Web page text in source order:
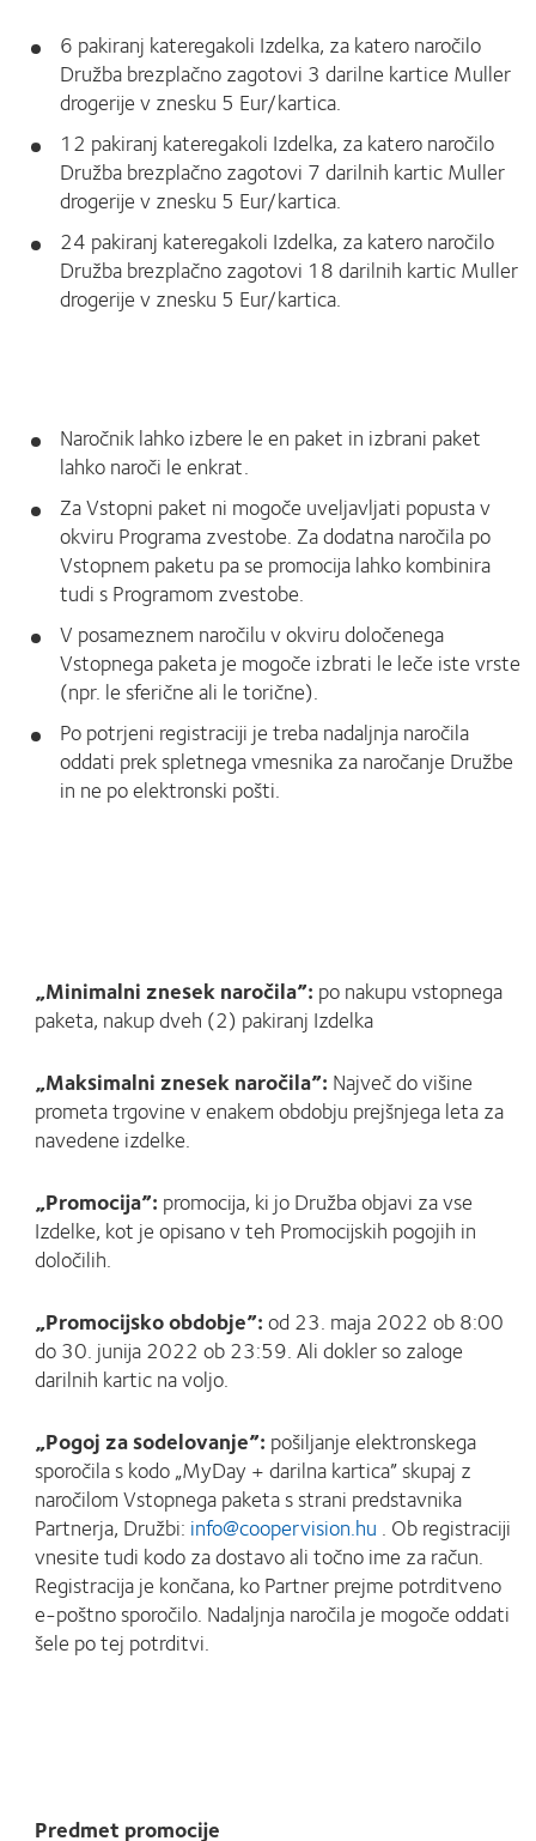
6 pakiranj kateregakoli Izdelka, za katero naročilo
Družba brezplačno zagotovi 3 darilne kartice Muller
drogerije v znesku 5 Eur/kartica.
12 pakiranj kateregakoli Izdelka, za katero naročilo
Družba brezplačno zagotovi 7 darilnih kartic Muller
drogerije v znesku 5 Eur/kartica.
24 pakiranj kateregakoli Izdelka, za katero naročilo
Družba brezplačno zagotovi 18 darilnih kartic Muller
drogerije v znesku 5 Eur/kartica.
Naročnik lahko izbere le en paket in izbrani paket
lahko naroči le enkrat.
Za Vstopni paket ni mogoče uveljavljati popusta v
okviru Programa zvestobe. Za dodatna naročila po
Vstopnem paketu pa se promocija lahko kombinira
tudi s Programom zvestobe.
V posameznem naročilu v okviru določenega
Vstopnega paketa je mogoče izbrati le leče iste vrste
(npr. le sferične ali le torične).
Po potrjeni registraciji je treba nadaljnja naročila
oddati prek spletnega vmesnika za naročanje Družbe
in ne po elektronski pošti.
„Minimalni znesek naročila”: po nakupu vstopnega
paketa, nakup dveh (2) pakiranj Izdelka
„Maksimalni znesek naročila”: Največ do višine
prometa trgovine v enakem obdobju prejšnjega leta za
navedene izdelke.
„Promocija”: promocija, ki jo Družba objavi za vse
Izdelke, kot je opisano v teh Promocijskih pogojih in
določilih.
„Promocijsko obdobje”:od 23. maja 2022 ob 8:00
do 30. junija 2022 ob 23:59. Ali dokler so zaloge
darilnih kartic na voljo.
„Pogoj za sodelovanje”: pošiljanje elektronskega
sporočila s kodo „MyDay + darilna kartica” skupaj z
naročilom Vstopnega paketa s strani predstavnika
Partnerja, Družbi: info@coopervision.hu . Ob registraciji
vnesite tudi kodo za dostavo ali točno ime za račun.
Registracija je končana, ko Partner prejme potrditveno
e-poštno sporočilo. Nadaljnja naročila je mogoče oddati
šele po tej potrditvi.
Predmet promocije